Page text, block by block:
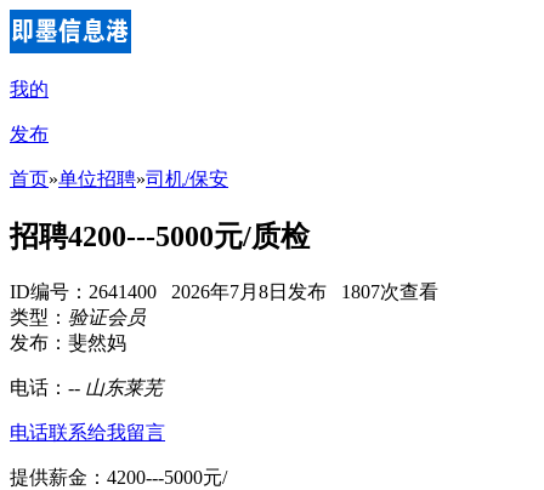
我的
发布
首页»单位招聘»司机/保安
招聘4200---5000元/质检
ID编号：2641400 2026年7月8日发布 1807次查看
类型： 验证会员
发布：斐然妈
电话： -- 山东莱芜
电话联系给我留言
提供薪金：4200---5000元/